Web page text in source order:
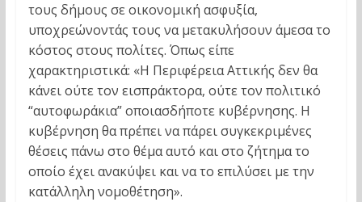
τους δήμους σε οικονομική ασφυξία,
υποχρεώνοντάς τους να μετακυλήσουν άμεσα το
κόστος στους πολίτες. Όπως είπε
χαρακτηριστικά: «Η Περιφέρεια Αττικής δεν θα
κάνει ούτε τον εισπράκτορα, ούτε τον πολιτικό
“αυτοφωράκια” οποιασδήποτε κυβέρνησης. Η
κυβέρνηση θα πρέπει να πάρει συγκεκριμένες
θέσεις πάνω στο θέμα αυτό και στο ζήτημα το
οποίο έχει ανακύψει και να το επιλύσει με την
κατάλληλη νομοθέτηση».